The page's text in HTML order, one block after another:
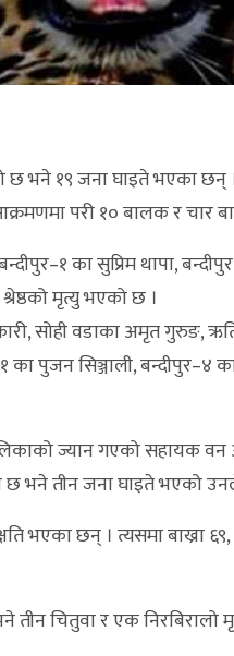
भने १९ जना घाइते भएका
परी १० बालक र चार
का सुप्रिम थापा,
मृत्यु भएको छ ।
सोही वडाका अमृत गुरुङ,
पुजन सिञ्जाली, बन्दीपुर–४
ज्यान गएको सहायक
छ भने तीन जना घाइते भएको
छन् । त्यसमा बाख्रा
तीन चितुवा र एक